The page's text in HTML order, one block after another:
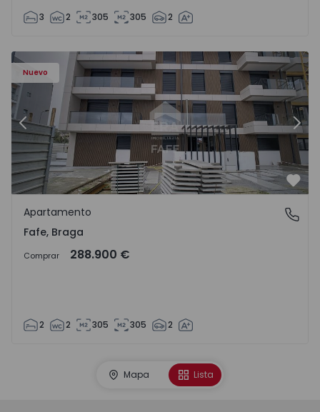
3 2 305 305 2
Nuevo
Anterior
Fafe, Braga
Apartamento
Fafe, Braga
Comprar 288.900 €
2 2 305 305 2
Mapa Lista